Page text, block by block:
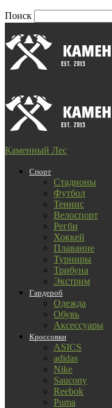
Поиск
Каменный Лес
Спорт
Стадионы
Футбол
Теннис
Велоспорт
Регби
Хоккей
Плавание
Турниры
Трибуна
Экстрим
Гардероб
Одежда
Обувь
Аксессуары
Кроссовки
ASICS
adidas
Nike
Saucony
Reebok
Puma